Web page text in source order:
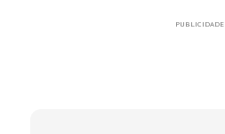
PUBLICIDADE